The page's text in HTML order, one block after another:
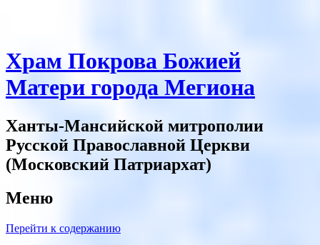
Храм Покрова Божией
Матери города Мегиона
Ханты-Мансийской митрополии
Русской Православной Церкви
(Московский Патриархат)
Меню
Перейти к содержанию